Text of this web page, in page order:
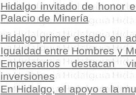
Hidalgo invitado de honor
Palacio de Minería
Hidalgo primer estado en
Igualdad entre Hombres y
Empresarios
destacan
inversiones
En Hidalgo, el apoyo a la